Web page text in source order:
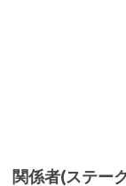
関係者(ステー